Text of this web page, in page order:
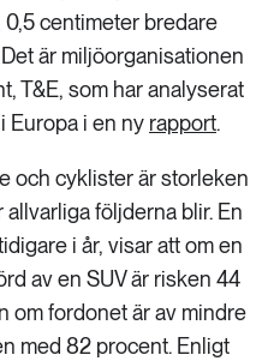
0,5 centimeter bredare
är miljöorganisationen
T&E, som har analyserat
Europa i en ny rapport.
och cyklister är storleken
följderna blir. En
i år, visar att om en
av en SUV är risken 44
om fordonet är av mindre
med 82 procent. Enligt